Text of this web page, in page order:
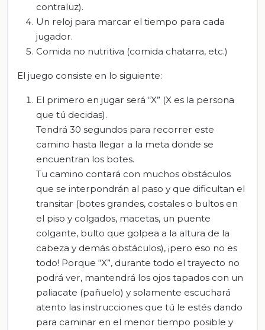
contraluz).
Un reloj para marcar el tiempo para cada
jugador.
Comida no nutritiva (comida chatarra, etc.)
El juego consiste en lo siguiente:
El primero en jugar será “X” (X es la persona
que tú decidas).
Tendrá 30 segundos para recorrer este
camino hasta llegar a la meta donde se
encuentran los botes.
Tu camino contará con muchos obstáculos
que se interpondrán al paso y que dificultan el
transitar (botes grandes, costales o bultos en
el piso y colgados, macetas, un puente
colgante, bulto que golpea a la altura de la
cabeza y demás obstáculos), ¡pero eso no es
todo! Porque “X”, durante todo el trayecto no
podrá ver, mantendrá los ojos tapados con un
paliacate (pañuelo) y solamente escuchará
atento las instrucciones que tú le estés dando
para caminar en el menor tiempo posible y